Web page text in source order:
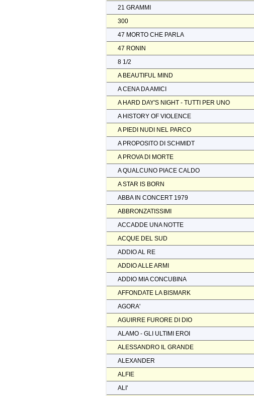
21 GRAMMI
300
47 MORTO CHE PARLA
47 RONIN
8 1/2
A BEAUTIFUL MIND
A CENA DA AMICI
A HARD DAY'S NIGHT - TUTTI PER UNO
A HISTORY OF VIOLENCE
A PIEDI NUDI NEL PARCO
A PROPOSITO DI SCHMIDT
A PROVA DI MORTE
A QUALCUNO PIACE CALDO
A STAR IS BORN
ABBA IN CONCERT 1979
ABBRONZATISSIMI
ACCADDE UNA NOTTE
ACQUE DEL SUD
ADDIO AL RE
ADDIO ALLE ARMI
ADDIO MIA CONCUBINA
AFFONDATE LA BISMARK
AGORA'
AGUIRRE FURORE DI DIO
ALAMO - GLI ULTIMI EROI
ALESSANDRO IL GRANDE
ALEXANDER
ALFIE
ALI'